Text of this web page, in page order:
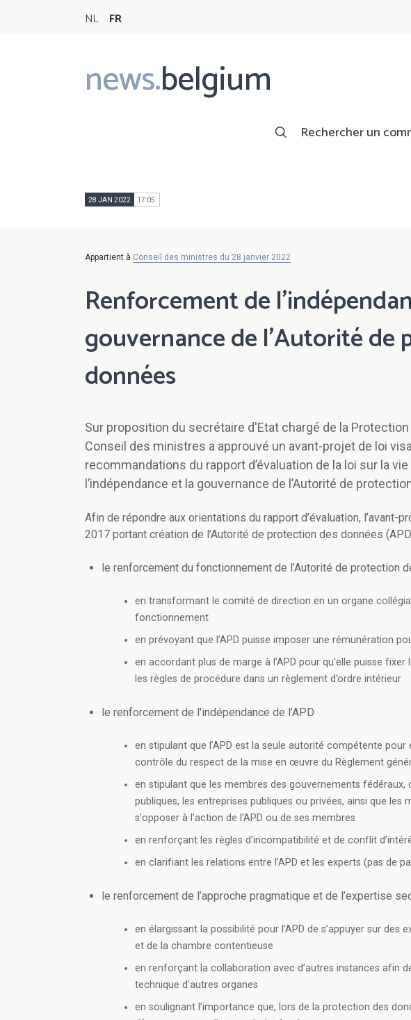
NL FR
news.belgium
Main
navigation
Rechercher un
28 JAN 2022 17:05
Appartient à Conseil des ministres du 28 janvier 2022
Renforcement de
gouvernance de l’Autorité de
données
Sur proposition du secrétaire d'Etat chargé de la
Conseil des ministres a approuvé un avant-projet de loi
recommandations du rapport d’évaluation de la loi sur la
l’indépendance et la gouvernance de l’Autorité de
Afin de répondre aux orientations du rapport d’évaluation, l’avant-
2017 portant création de l’Autorité de protection des données
le renforcement du fonctionnement de l’Autorité de protection
en transformant le comité de direction en un organe
fonctionnement
en prévoyant que l’APD puisse imposer une rémunération
en accordant plus de marge à l’APD pour qu’elle puisse
les règles de procédure dans un règlement d’ordre intérieur
le renforcement de l'indépendance de l’APD
en stipulant que l’APD est la seule autorité compétente
contrôle du respect de la mise en œuvre du Règlement
en stipulant que les membres des gouvernements
publiques, les entreprises publiques ou privées, ainsi que
s'opposer à l'action de l’APD ou de ses membres
en renforçant les règles d'incompatibilité et de conflit
en clarifiant les relations entre l’APD et les experts (pas de
le renforcement de l’approche pragmatique et de l’expertise
en élargissant la possibilité pour l’APD de s’appuyer sur des
et de la chambre contentieuse
en renforçant la collaboration avec d’autres instances afin
technique d’autres organes
en soulignant l’importance que, lors de la protection des